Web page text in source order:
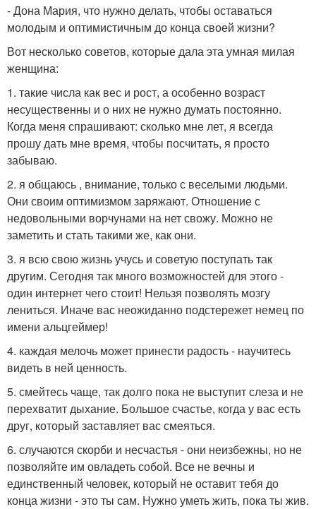
- Дона Мария, что нужно делать, чтобы оставаться
молодым и оптимистичным до конца своей жизни?
Вот несколько советов, которые дала эта умная милая
женщина:
1. такие числа как вес и рост, а особенно возраст
несущественны и о них не нужно думать постоянно.
Когда меня спрашивают: сколько мне лет, я всегда
прошу дать мне время, чтобы посчитать, я просто
забываю.
2. я общаюсь , внимание, только с веселыми людьми.
Они своим оптимизмом заряжают. Отношение с
недовольными ворчунами на нет свожу. Можно не
заметить и стать такими же, как они.
3. я всю свою жизнь учусь и советую поступать так
другим. Сегодня так много возможностей для этого -
один интернет чего стоит! Нельзя позволять мозгу
лениться. Иначе вас неожиданно подстережет немец по
имени альцгеймер!
4. каждая мелочь может принести радость - научитесь
видеть в ней ценность.
5. смейтесь чаще, так долго пока не выступит слеза и не
перехватит дыхание. Большое счастье, когда у вас есть
друг, который заставляет вас смеяться.
6. случаются скорби и несчастья - они неизбежны, но не
позволяйте им овладеть собой. Все не вечны и
единственный человек, который не оставит тебя до
конца жизни - это ты сам. Нужно уметь жить, пока ты жив.